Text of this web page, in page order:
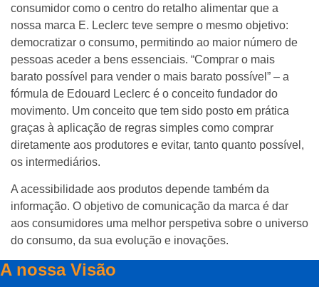
consumidor como o centro do retalho alimentar que a
nossa marca E. Leclerc teve sempre o mesmo objetivo:
democratizar o consumo, permitindo ao maior número de
pessoas aceder a bens essenciais. “Comprar o mais
barato possível para vender o mais barato possível” – a
fórmula de Edouard Leclerc é o conceito fundador do
movimento. Um conceito que tem sido posto em prática
graças à aplicação de regras simples como comprar
diretamente aos produtores e evitar, tanto quanto possível,
os intermediários.
A acessibilidade aos produtos depende também da
informação. O objetivo de comunicação da marca é dar
aos consumidores uma melhor perspetiva sobre o universo
do consumo, da sua evolução e inovações.
A nossa Visão